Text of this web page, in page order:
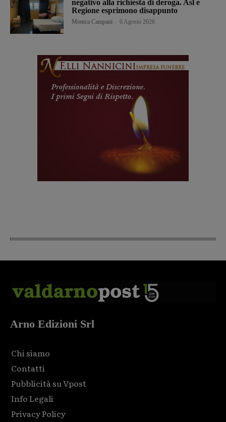
negativo alla richiesta di deroga. Asl e
Regione esprimono disappunto
Monica Campani 6 Agosto 2026
Arno Edizioni Srl
Chi siamo
Contatti
Pubblicità su Vpost
Info Legali
Privacy Policy